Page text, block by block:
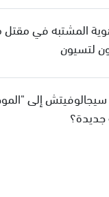
المشتبه في مقتل
لتسيون
إلى
جديدة؟